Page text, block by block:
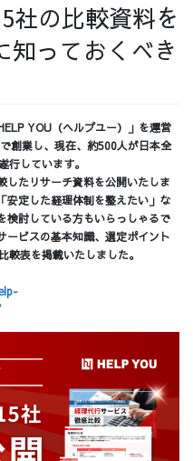
チームインタビュー01
チームインタビュー03
社の比較資料を
知っておくべき
YOU（ヘルプユー）」を運営
創業し、現在、約500人が日本全
行しています。
したリサーチ資料を公開いたしま
安定した経理体制を整えたい」な
検討している方もいらっしゃるで
ービスの基本知識、選定ポイント
較表を掲載いたしました。